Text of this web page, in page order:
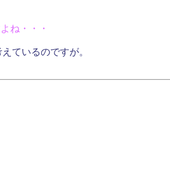
ね・・・
ているのですが。